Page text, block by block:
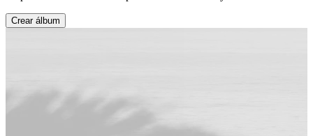
Crear álbum